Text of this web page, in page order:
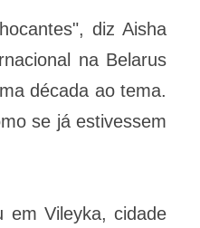
diz Aisha
na Belarus
década ao tema.
se já estivessem
em Vileyka, cidade